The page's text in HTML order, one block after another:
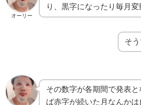
オーリー
り、黒字になったり毎月変
そう
その数字が各期間で発表と
ば赤字が続いた月なんか